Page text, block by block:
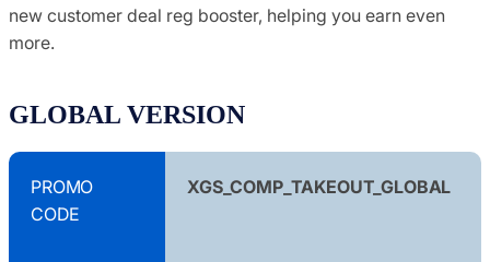
new customer deal reg booster, helping you earn even
more.
GLOBAL VERSION
PROMO
CODE
XGS_COMP_TAKEOUT_GLOBAL